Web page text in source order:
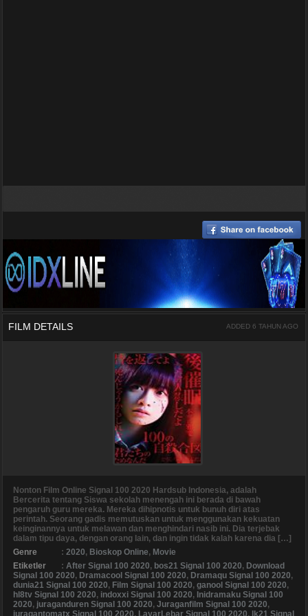
FILM DETAILS ADDED 6 TAHUN AGO
Nonton Film Online Signal 100 2020 Hardsub Indonesia, adalah
Bercerita tentang Siswa sekolah menengah ini berada di bawah
pengaruh guru mereka. Mereka dihipnotis untuk bunuh diri atas
perintah. Seorang gadis memutuskan untuk menggunakan kekuatan
keinginannya untuk melawan dan menghindari nasib ini. Dia terjebak
dalam tipu daya, dengan orang lain, dan ingin tidak kalah karena dia […]
Genre
: 2020, Bioskop Online, Movie
Etiketler
: After Signal 100 2020, bos21 Signal 100 2020, Download
Signal 100 2020, Dramacool Signal 100 2020, Dramaqu Signal 100 2020,
dunia21 Signal 100 2020, Film Signal 100 2020, ganool Signal 100 2020,
hl8tv Signal 100 2020, indoxxi Signal 100 2020, Inidramaku Signal 100
2020, juraganduren Signal 100 2020, Juraganfilm Signal 100 2020,